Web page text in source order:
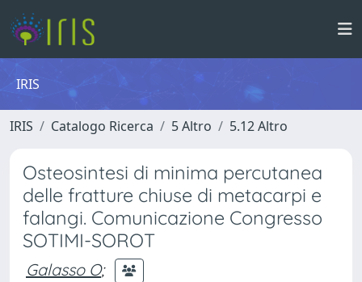
IRIS
IRIS Catalogo Ricerca 5 Altro 5.12 Altro
Osteosintesi di minima percutanea
delle fratture chiuse di metacarpi e
falangi. Comunicazione Congresso
SOTIMI-SOROT
Galasso O;